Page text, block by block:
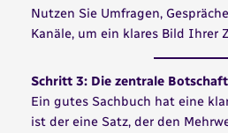
Nutzen Sie Umfragen,
Kanäle, um ein klares Bild Ihrer
Schritt 3: Die zentrale
Ein gutes Sachbuch hat eine
ist der eine Satz, der den